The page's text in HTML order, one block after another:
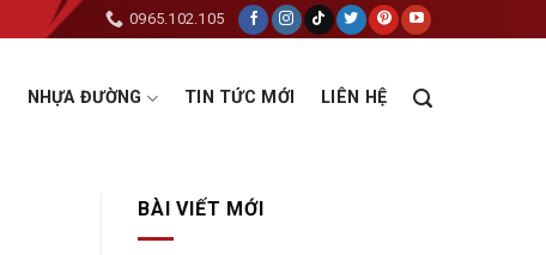
0965.102.105
NHỰA ĐƯỜNG TIN TỨC MỚI LIÊN HỆ
BÀI VIẾT MỚI